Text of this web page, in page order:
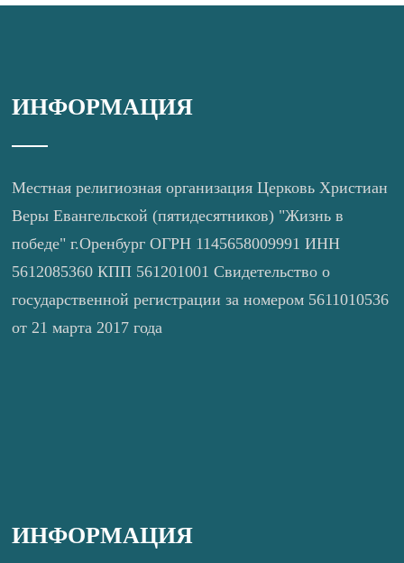
ИНФОРМАЦИЯ
Местная религиозная организация Церковь Христиан
Веры Евангельской (пятидесятников) "Жизнь в
победе" г.Оренбург ОГРН 1145658009991 ИНН
5612085360 КПП 561201001 Свидетельство о
государственной регистрации за номером 5611010536
от 21 марта 2017 года
ИНФОРМАЦИЯ